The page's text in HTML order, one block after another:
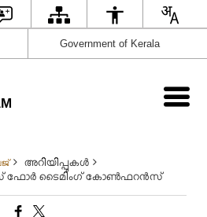
Government of Kerala
അറിയിപ്പുകള്‍
ഫോർ ടൈമിംഗ് കോൺഫറൻസ്